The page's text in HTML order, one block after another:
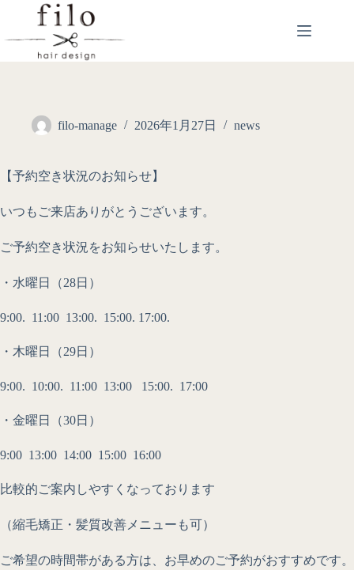
filo-manage 2026年1月27日 news
【予約空き状況のお知らせ】
いつもご来店ありがとうございます。
ご予約空き状況をお知らせいたします。
・水曜日（28日）
9:00. 11:00 13:00. 15:00. 17:00.
・木曜日（29日）
9:00. 10:00. 11:00 13:00 15:00. 17:00
・金曜日（30日）
9:00 13:00 14:00 15:00 16:00
比較的ご案内しやすくなっております
（縮毛矯正・髪質改善メニューも可）
ご希望の時間帯がある方は、お早めのご予約がおすすめです。